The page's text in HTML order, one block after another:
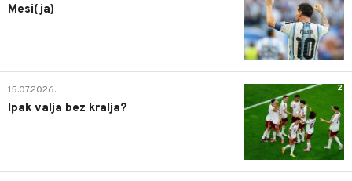
Mesi(ja)
2
15.07.2026.
Ipak valja bez kralja?